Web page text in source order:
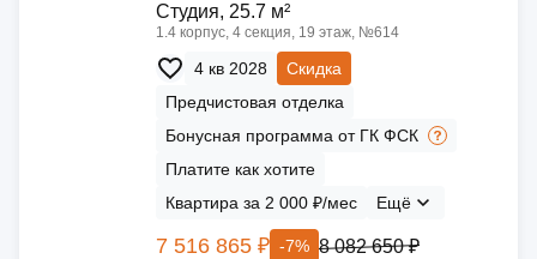
Cтудия, 25.7 м²
1.4 корпус, 4 секция, 19 этаж, №614
4 кв 2028
Скидка
Предчистовая отделка
Бонусная программа от ГК ФСК
Платите как хотите
Квартира за 2 000 ₽/мес
Ещё
7 516 865 ₽ -7% 8 082 650 ₽